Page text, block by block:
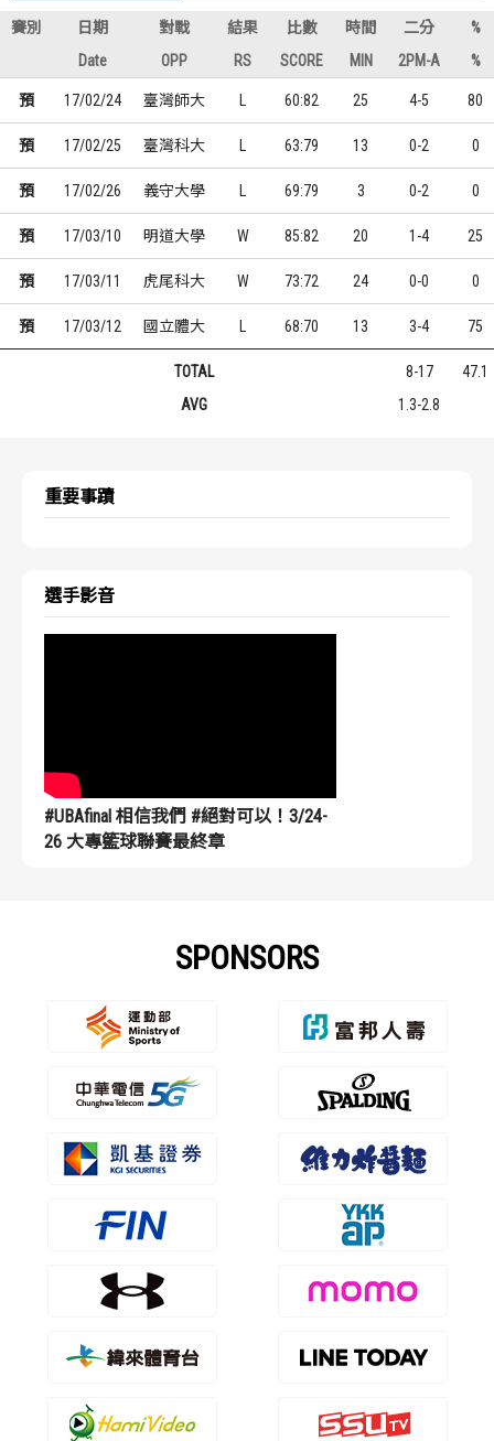
賽別 日期 對戰 結果 比數 時間 二分
%
Date
OPP RS SCORE MIN 2PM-A %
預 17/02/24 臺灣師大 60:82 25 4-5 80
預 17/02/25 臺灣科大 63:79 13 0-2 0
預 17/02/26 義守大學 69:79 3 0-2 0
預 17/03/10 明道大學 W 85:82 20 1-4 25
預 17/03/11 虎尾科大 W 73:72 24 0-0 0
預 17/03/12 國立體大 68:70 13 3-4 75
TOTAL 8-17
47.1
AVG
1.3-2.8
重要事蹟
選手影音
#UBAfinal 相信我們 #絕對可以！3/24-
26 大專籃球聯賽最終章
SPONSORS